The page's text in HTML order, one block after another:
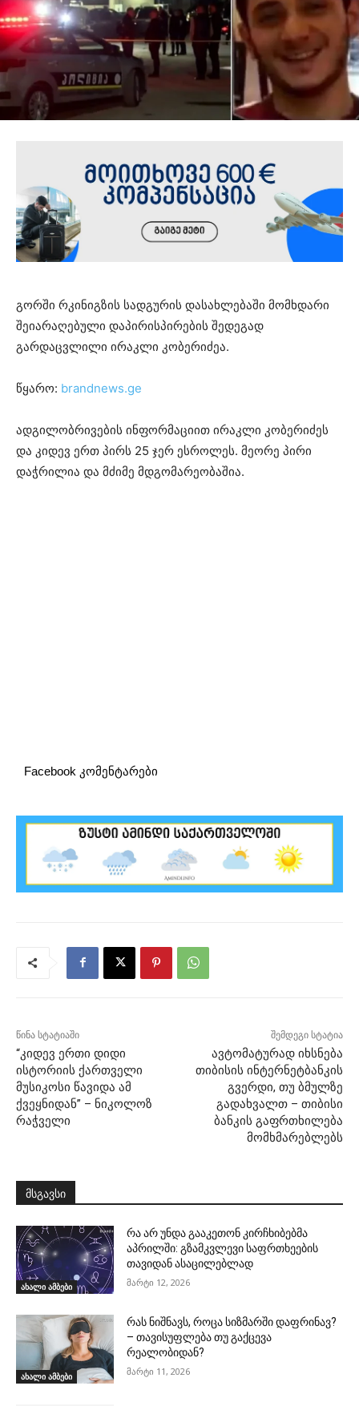
გორ­ში რკი­ნიგ­ზის სად­გუ­რის და­სახ­ლე­ბა­ში მომ­ხდა­რი
შე­ი­ა­რა­ღე­ბუ­ლი და­პი­რის­პი­რე­ბის შე­დე­გად
გარდაცვლილი ირაკ­ლი კო­ბე­რი­ძეა.
წყარო: brandnews.ge
ად­გი­ლობ­რი­ვე­ბის ინ­ფორ­მა­ცი­ით ირაკლი კობერიძეს
და კიდევ ერთ პირს 25 ჯერ ესროლეს. მეორე პირი
დაჭრილია და მძიმე მდგომარეობაშია.
Facebook კომენტარები
წინა სტატიაში
“კიდევ ერთი დიდი
ისტორიის ქართველი
მუსიკოსი წავიდა ამ
ქვეყნიდან” – ნიკოლოზ
რაჭველი
შემდეგი სტატია
ავტომატურად იხსნება
თიბისის ინტერნეტბანკის
გვერდი, თუ ბმულზე
გადახვალთ – თიბისი
ბანკის გაფრთხილება
მომხმარებლებს
მსგავსი
ახალი ამბები
რა არ უნდა გააკეთონ კირჩხიბებმა
აპრილში: გზამკვლევი საფრთხეების
თავიდან ასაცილებლად
მარტი 12, 2026
ახალი ამბები
რას ნიშნავს, როცა სიზმარში დაფრინავ?
– თავისუფლება თუ გაქცევა
რეალობიდან?
მარტი 11, 2026